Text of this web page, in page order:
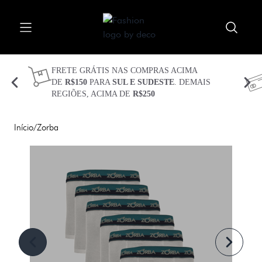
Abrir menu
Fechar menu Meu carrinho
Procurar
CUECAS
KITS
TECIDOS
TECNOLOGIAS
PLUS SIZE
SEJA BEM VINDO(A)
FRETE GRÁTIS NAS COMPRAS ACIMA
DE R$150 PARA SUL E SUDESTE. DEMAIS
REGIÕES, ACIMA DE R$250
Início/Zorba